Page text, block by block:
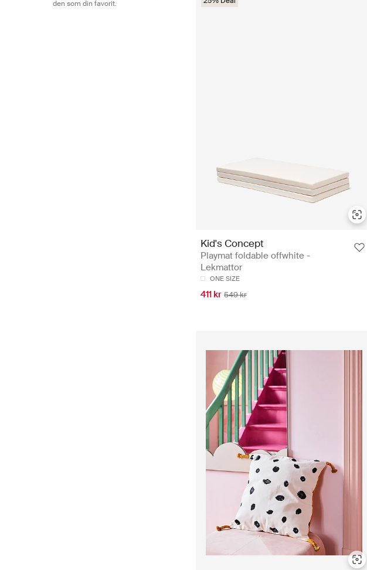
den som din favorit.
Ska du på dop eller babyshower? Köp en
till exempel roliga pussel, byggklossar, träbilar
hitta en unik sådan – vad sägs om en vespa
en liten kock kan drömma om. Skulle du vilja
utsökt brunch i lekrummet avslutas med
Kid's Concept tar ansvar och hållbarhet på
möblerna i trä så att de kan fixas och målas om
arbetar för en ansvarsfull användning av
på Boozt hittar du FSC-certifierade
våra praktiska filter för ålder, färg och material
Concept plocklåda, dragleksak eller dockvagn
nyhetsbrev – på så sätt får du våra senaste
Kid's Concept
Playmat foldable offwhite -
Lekmattor
ONE SIZE
411 kr 549 kr